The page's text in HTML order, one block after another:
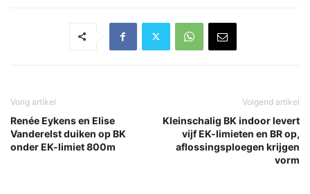
Vorig artikel
Renée Eykens en Elise
Vanderelst duiken op BK
onder EK-limiet 800m
Volgend artikel
Kleinschalig BK indoor levert
vijf EK-limieten en BR op,
aflossingsploegen krijgen
vorm